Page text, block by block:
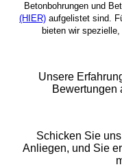
Betonbohrungen und
(HIER) aufgelistet sind.
bieten wir
Unsere
Bewertungen
Schicken Sie
Anliegen, und Sie